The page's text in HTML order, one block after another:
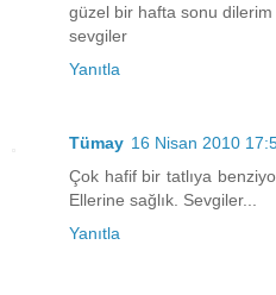
güzel bir hafta sonu dilerim
sevgiler
Yanıtla
Tümay 16 Nisan 2010
Çok hafif bir tatlıya
Ellerine sağlık. Sevgiler...
Yanıtla